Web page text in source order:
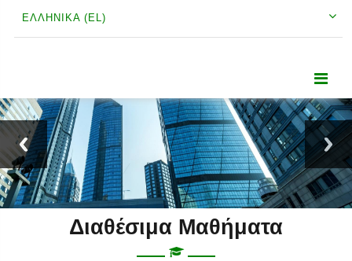
ΕΛΛΗΝΙΚΆ ‎(EL)‎
Διαθέσιμα Μαθήματα